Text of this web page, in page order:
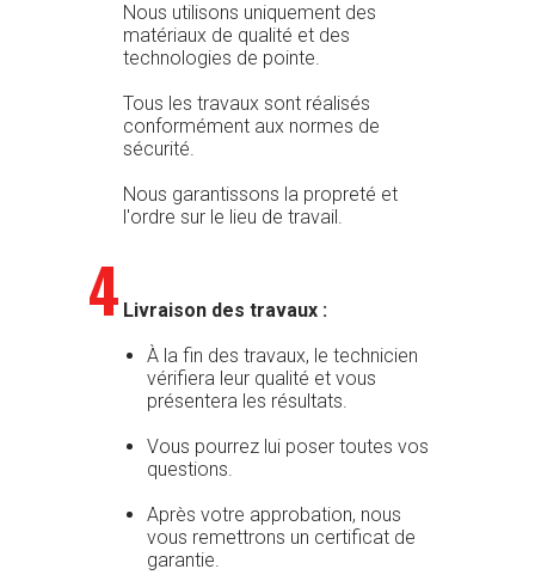
Nous utilisons uniquement des
matériaux de qualité et des
technologies de pointe.
Tous les travaux sont réalisés
conformément aux normes de
sécurité.
Nous garantissons la propreté et
l'ordre sur le lieu de travail.
Livraison des travaux :
À la fin des travaux, le technicien
vérifiera leur qualité et vous
présentera les résultats.
Vous pourrez lui poser toutes vos
questions.
Après votre approbation, nous
vous remettrons un certificat de
garantie.
4